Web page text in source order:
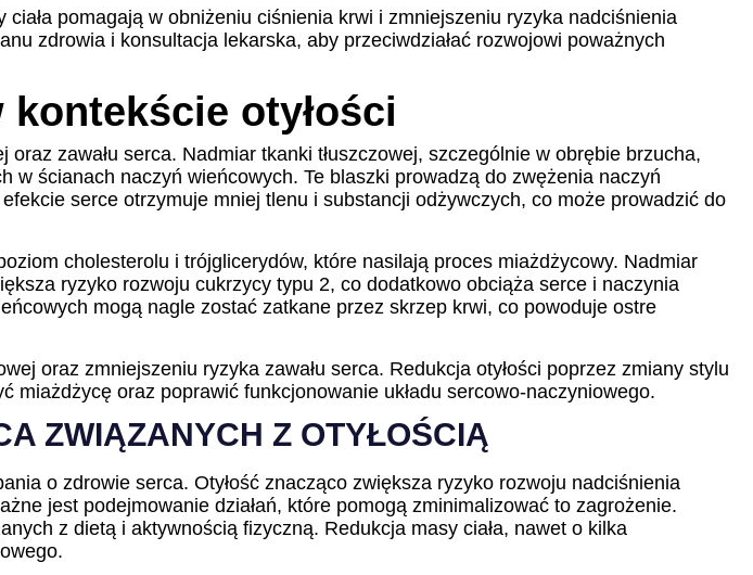
pomagają w obniżeniu ciśnienia krwi i zmniejszeniu ryzyka nadciśnienia
zdrowia i konsultacja lekarska, aby przeciwdziałać rozwojowi poważnych
kontekście otyłości
zawału serca. Nadmiar tkanki tłuszczowej, szczególnie w obrębie brzucha,
w ścianach naczyń wieńcowych. Te blaszki prowadzą do zwężenia naczyń
serce otrzymuje mniej tlenu i substancji odżywczych, co może prowadzić do
cholesterolu i trójglicerydów, które nasilają proces miażdżycowy. Nadmiar
ryzyko rozwoju cukrzycy typu 2, co dodatkowo obciąża serce i naczynia
mogą nagle zostać zatkane przez skrzep krwi, co powoduje ostre
oraz zmniejszeniu ryzyka zawału serca. Redukcja otyłości poprzez zmiany stylu
oraz poprawić funkcjonowanie układu sercowo-naczyniowego.
ZWIĄZANYCH Z OTYŁOŚCIĄ
o zdrowie serca. Otyłość znacząco zwiększa ryzyko rozwoju nadciśnienia
jest podejmowanie działań, które pomogą zminimalizować to zagrożenie.
z dietą i aktywnością fizyczną. Redukcja masy ciała, nawet o kilka